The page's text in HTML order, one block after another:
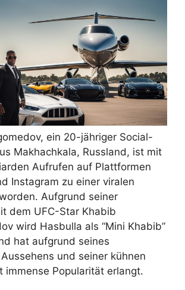
ein 20-jähriger Social-
Makhachkala, Russland, ist mit
Aufrufen auf Plattformen
Instagram zu einer viralen
Aufgrund seiner
dem UFC-Star Khabib
wird Hasbulla als “Mini Khabib”
hat aufgrund seines
und seiner kühnen
immense Popularität erlangt.